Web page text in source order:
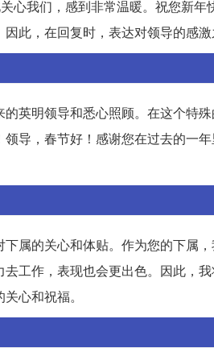
心我们，感到非常温暖。祝您新
此，在回复时，表达对领导的感激
英明领导和悉心照顾。在这个特
导，春节好！感谢您在过去的一
属的关心和体贴。作为您的下属
工作，表现也会更出色。因此，
心和祝福。